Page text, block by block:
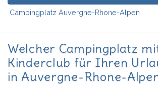
Campingplatz Auvergne-Rhone-Alpen
Welcher Campingplatz
Kinderclub für Ihren
in Auvergne-Rhone-